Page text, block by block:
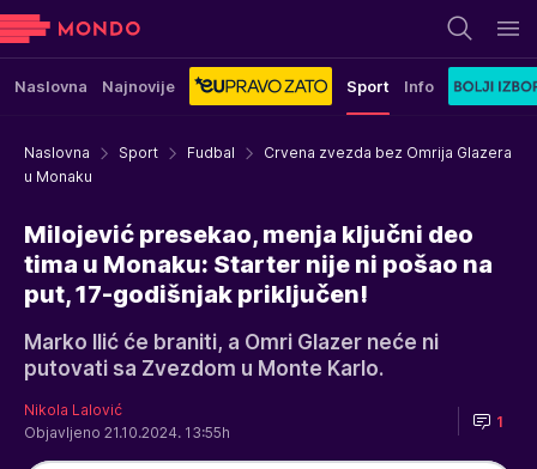
Naslovna Najnovije Sport Info
Naslovna Sport Fudbal
Crvena zvezda bez Omrija Glazera
u Monaku
Milojević presekao, menja ključni deo
tima u Monaku: Starter nije ni pošao na
put, 17-godišnjak priključen!
Marko Ilić će braniti, a Omri Glazer neće ni
putovati sa Zvezdom u Monte Karlo.
Nikola Lalović
Objavljeno 21.10.2024. 13:55h
1